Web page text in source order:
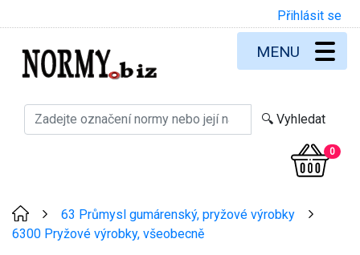
Přihlásit se
0
MENU
63 Průmysl gumárenský, pryžové výrobky
6300 Pryžové výrobky, všeobecně